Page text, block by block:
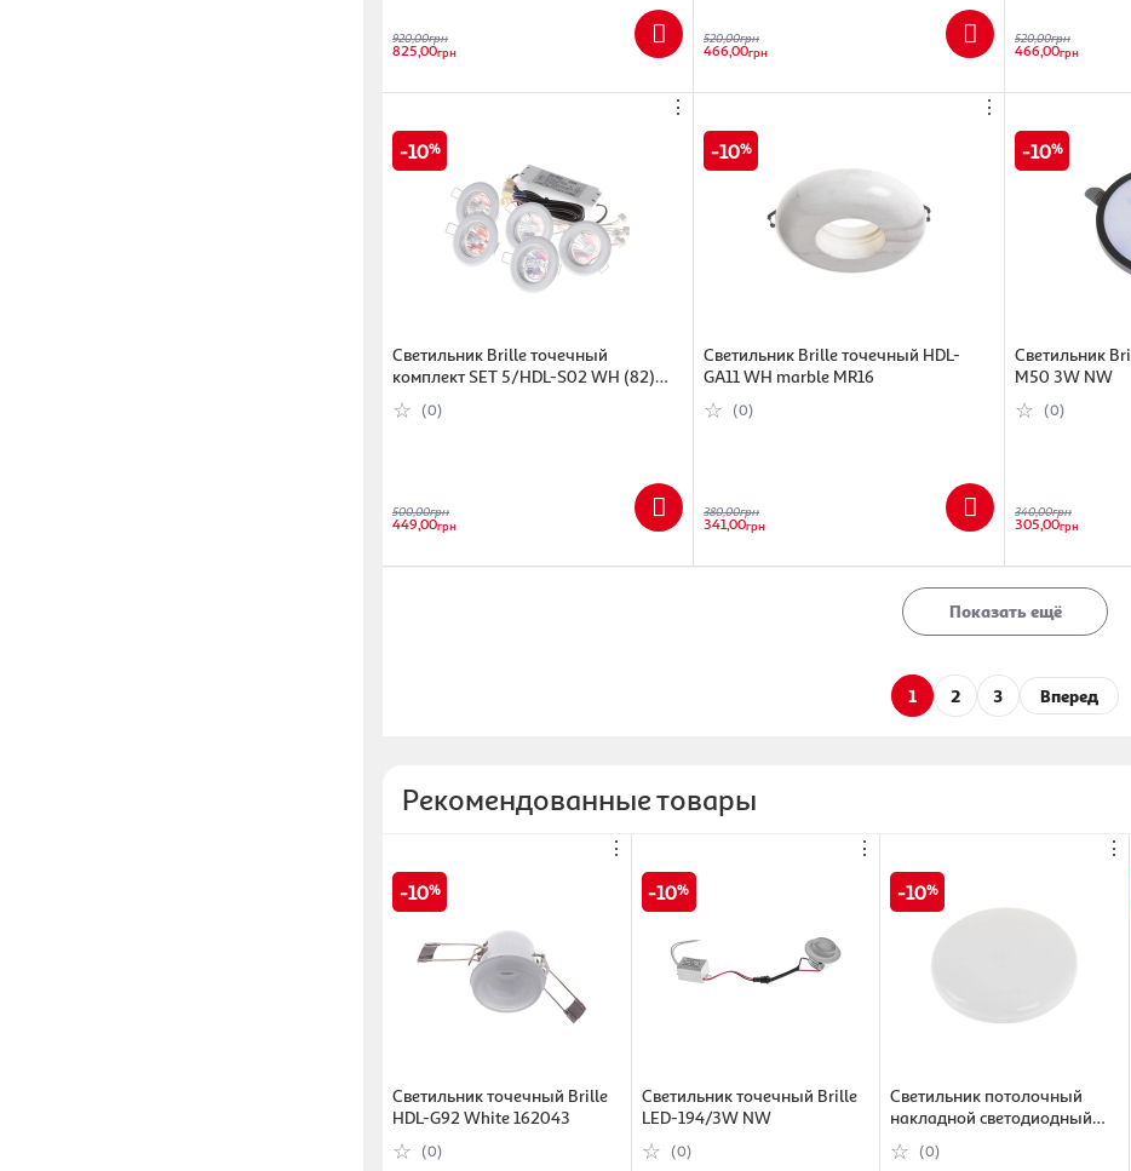
920,00грн
825,00грн
520,00грн
466,00грн
520,00грн
466,00грн
⋮
10
Светильник Brille точечный
комплект SET 5/HDL-S02 WH (82)
5x20W W/T MR16
(0)
500,00грн
449,00грн
⋮
10
Светильник Brille точечный HDL-
GA11 WH marble MR16
(0)
380,00грн
341,00грн
10
Светильник
M50 3W NW
(0)
340,00грн
305,00грн
Показать ещё
1 2 3 Вперед
Рекомендованные товары
⋮
10
Светильник точечный Brille
HDL-G92 White 162043
(0)
⋮
10
Светильник точечный Brille
LED-194/3W NW
(0)
⋮
10
Светильник потолочный
накладной светодиодный
LED-4471 / 36W CW
(0)